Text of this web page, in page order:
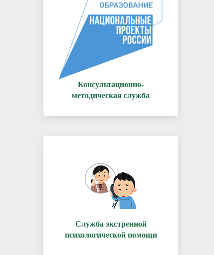
Консультационно-
методическая служба
Служба экстренной
психологической помощи